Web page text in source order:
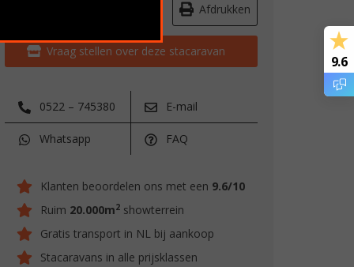
Afdrukken
Vraag stellen over deze stacaravan
0522 – 745380 E-mail
Whatsapp FAQ
Klanten beoordelen ons met een 9.6/10
Ruim 20.000m2 showterrein
Gratis transport in NL bij aankoop
Stacaravans in alle prijsklassen
9.6